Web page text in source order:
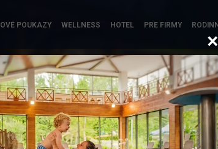
POUKAZY WELLNESS HOTEL PRE FIRMY